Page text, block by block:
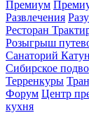
Премиум
Развлечения
Ресторан
Розыгрыш
Санаторий
Сибирское
Терренкуры
Форум Центр
кухня